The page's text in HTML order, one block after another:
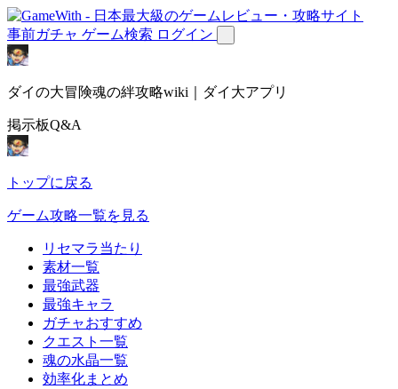
事前ガチャ ゲーム検索 ログイン
ダイの大冒険魂の絆攻略wiki｜ダイ大アプリ
掲示板Q&A
トップに戻る
ゲーム攻略一覧を見る
リセマラ当たり
素材一覧
最強武器
最強キャラ
ガチャおすすめ
クエスト一覧
魂の水晶一覧
効率化まとめ